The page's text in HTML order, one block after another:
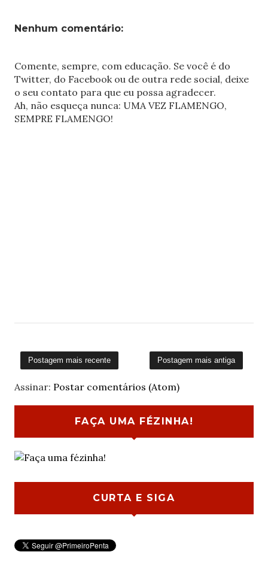
Nenhum comentário:
Comente, sempre, com educação. Se você é do
Twitter, do Facebook ou de outra rede social, deixe
o seu contato para que eu possa agradecer.
Ah, não esqueça nunca: UMA VEZ FLAMENGO,
SEMPRE FLAMENGO!
Postagem mais recente Postagem mais antiga
Assinar: Postar comentários (Atom)
FAÇA UMA FÉZINHA!
CURTA E SIGA